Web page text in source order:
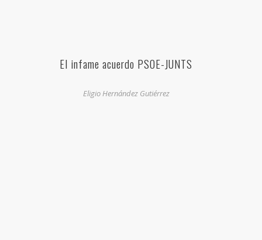
El infame acuerdo PSOE-JUNTS
Eligio Hernández Gutiérrez